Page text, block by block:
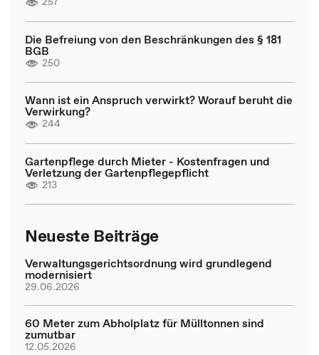
Die Befreiung von den Beschränkungen des § 181
BGB
250
Wann ist ein Anspruch verwirkt? Worauf beruht die
Verwirkung?
244
Gartenpflege durch Mieter - Kostenfragen und
Verletzung der Gartenpflegepflicht
213
Neueste Beiträge
Verwaltungsgerichtsordnung wird grundlegend
modernisiert
29.06.2026
60 Meter zum Abholplatz für Mülltonnen sind
zumutbar
12.05.2026